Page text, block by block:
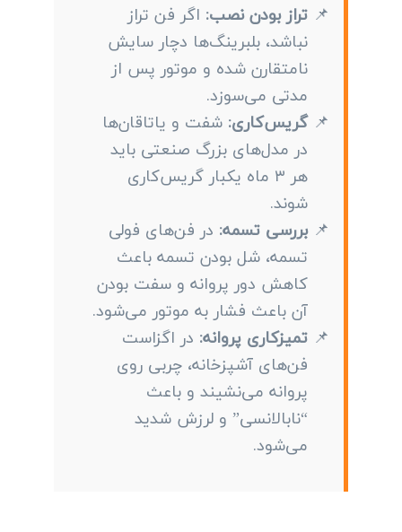
تراز بودن نصب: اگر فن تراز
نباشد، بلبرینگ‌ها دچار سایش
نامتقارن شده و موتور پس از
مدتی می‌سوزد.
گریس‌کاری: شفت و یاتاقان‌ها
در مدل‌های بزرگ صنعتی باید
هر ۳ ماه یکبار گریس‌کاری
شوند.
بررسی تسمه: در فن‌های فولی
تسمه، شل بودن تسمه باعث
کاهش دور پروانه و سفت بودن
آن باعث فشار به موتور می‌شود.
تمیزکاری پروانه: در اگزاست
فن‌های آشپزخانه، چربی روی
پروانه می‌نشیند و باعث
“نابالانسی” و لرزش شدید
می‌شود.